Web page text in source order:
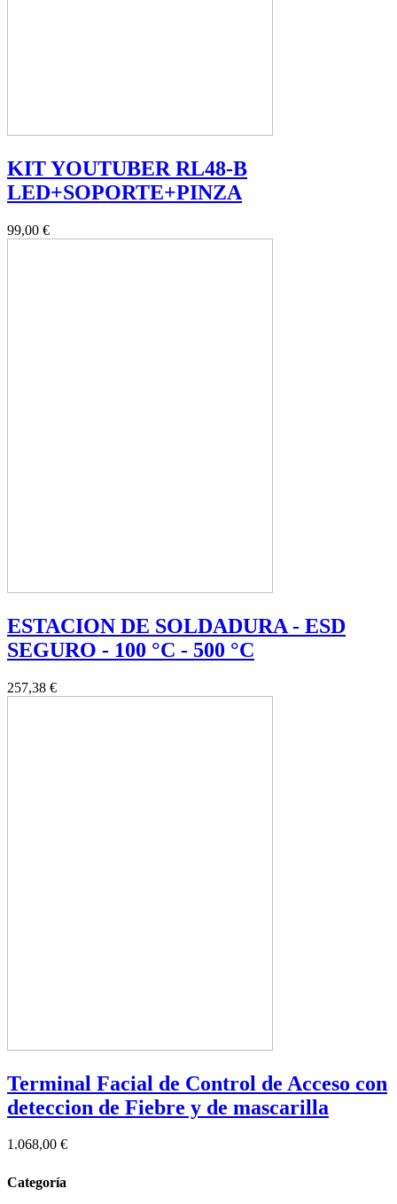
KIT YOUTUBER RL48-B
LED+SOPORTE+PINZA
99,00 €
ESTACION DE SOLDADURA - ESD
SEGURO - 100 °C - 500 °C
257,38 €
Terminal Facial de Control de Acceso con
deteccion de Fiebre y de mascarilla
1.068,00 €
Categoría